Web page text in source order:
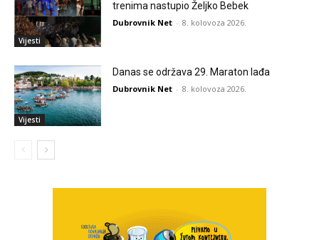
Vijesti
trenima nastupio Željko Bebek
Dubrovnik Net - 8. kolovoza 2026.
Vijesti
Danas se održava 29. Maraton lađa
Dubrovnik Net - 8. kolovoza 2026.